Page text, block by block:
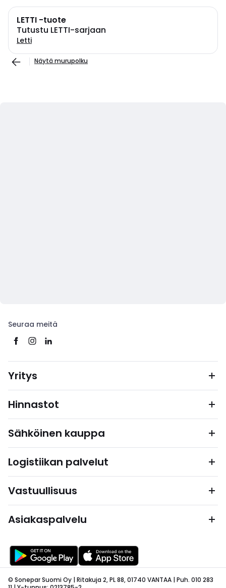
LETTI -tuote
Tutustu LETTI-sarjaan
Letti
Näytä murupolku
Seuraa meitä
Yritys
Hinnastot
Sähköinen kauppa
Logistiikan palvelut
Vastuullisuus
Asiakaspalvelu
© Sonepar Suomi Oy | Ritakuja 2, PL 88, 01740 VANTAA | Puh. 010 283